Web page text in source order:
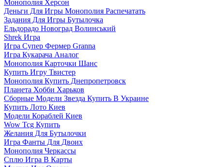
Монополия Херсон
Деньги Для Игры Монополия Распечатать
Задания Для Игры Бутылочка
Ельдорадо Новоград Волинський
Shrek Игра
Игра Супер Фермер Granna
Игра Кукарача Аналог
Монополия Карточки Шанс
Купить Игру Твистер
Монополия Купить Днепропетровск
Планета Хобби Харьков
Сборные Модели Звезда Купить В Украине
Купить Лото Киев
Модели Кораблей Киев
Wow Tcg Купить
Желания Для Бутылочки
Игра Фанты Для Двоих
Монополия Черкассы
Сплю Игра В Карты